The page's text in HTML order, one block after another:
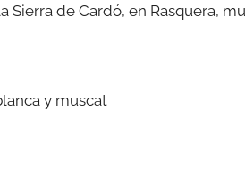
Sierra de Cardó, en Rasquera,
y muscat